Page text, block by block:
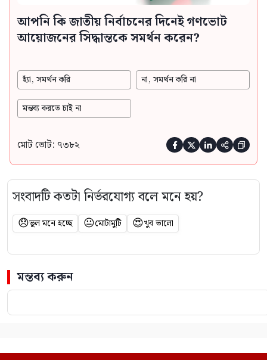
আপনি কি জাতীয় নির্বাচনের দিনেই গণভোট
আয়োজনের সিদ্ধান্তকে সমর্থন করেন?
হ্যাঁ, সমর্থন করি না, সমর্থন করি না
মন্তব্য করতে চাই না
মোট ভোট: ৭৩৮২     
সংবাদটি কতটা নির্ভরযোগ্য বলে মনে হয়?
😞ভুল মনে হচ্ছে 😐মোটামুটি 😍খুব ভালো
মন্তব্য করুন